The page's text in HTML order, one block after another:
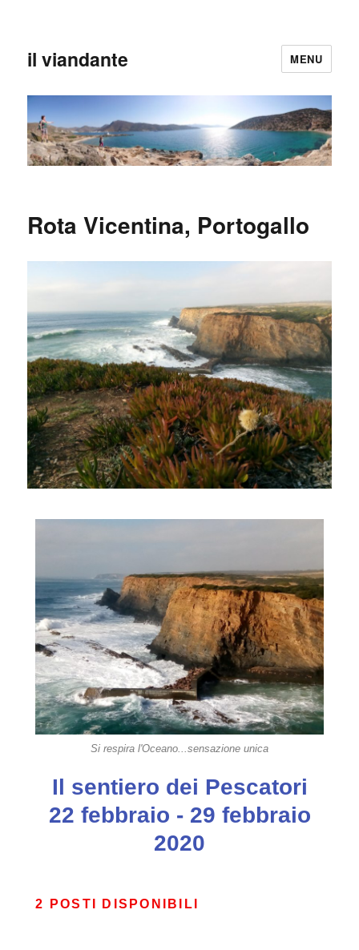
il viandante MENU
Rota Vicentina, Portogallo
Si respira l'Oceano...sensazione unica
Il sentiero dei Pescatori
22 febbraio - 29 febbraio
2020
2 POSTI DISPONIBILI